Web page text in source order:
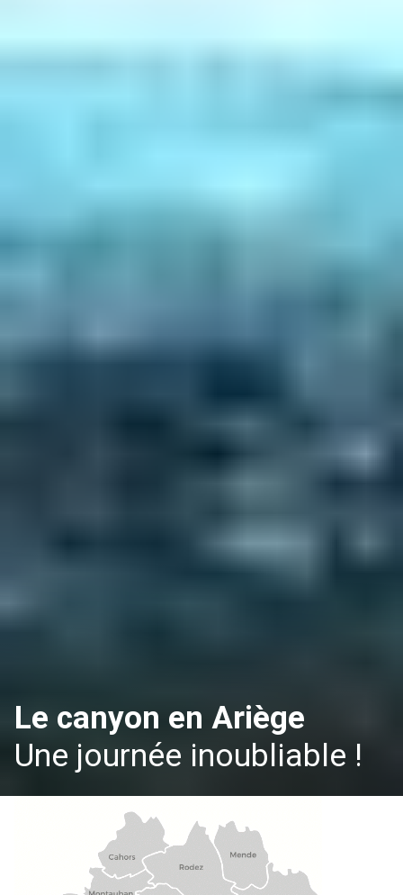
Le canyon en Ariège
Une journée inoubliable !